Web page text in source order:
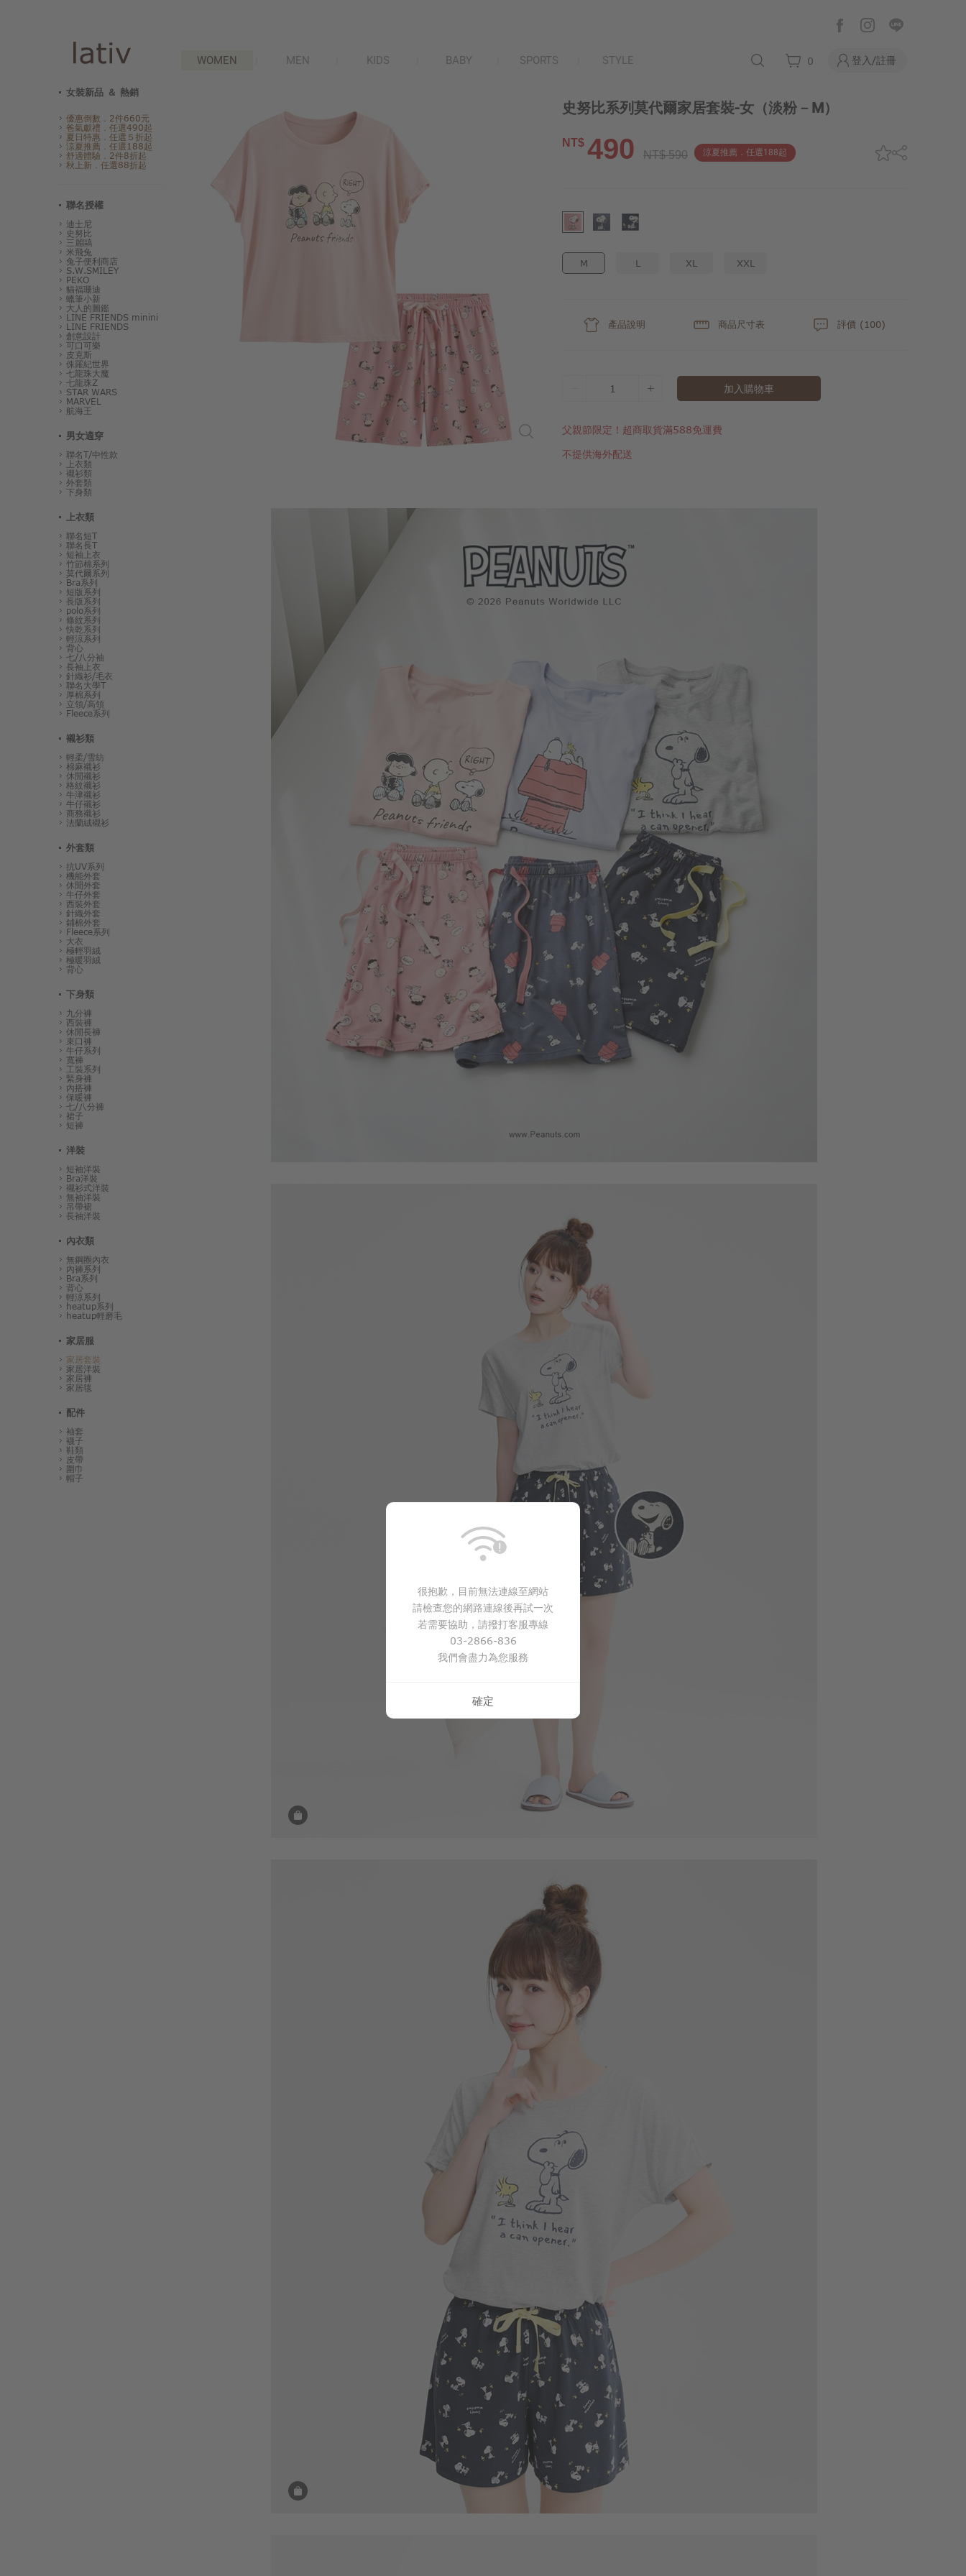
WOMEN MEN KIDS BABY SPORTS STYLE 0 登入/註冊
女裝新品 ＆ 熱銷
優惠倒數．2件660元
爸氣獻禮．任選490起
夏日特惠．任選５折起
涼夏推薦．任選188起
舒適體驗．2件8折起
秋上新．任選88折起
聯名授權
迪士尼
史努比
三麗鷗
米飛兔
兔子便利商店
S.W.SMILEY
PEKO
貓福珊迪
蠟筆小新
大人的圖鑑
LINE FRIENDS minini
LINE FRIENDS
創意設計
可口可樂
皮克斯
侏羅紀世界
七龍珠大魔
七龍珠Z
STAR WARS
MARVEL
航海王
男女適穿
聯名T/中性款
上衣類
襯衫類
外套類
下身類
上衣類
聯名短T
聯名長T
短袖上衣
竹節棉系列
莫代爾系列
Bra系列
短版系列
長版系列
polo系列
條紋系列
快乾系列
輕涼系列
背心
七/八分袖
長袖上衣
針織衫/毛衣
聯名大學T
厚棉系列
立領/高領
Fleece系列
襯衫類
輕柔/雪紡
棉麻襯衫
休閒襯衫
格紋襯衫
牛津襯衫
牛仔襯衫
商務襯衫
法蘭絨襯衫
外套類
抗UV系列
機能外套
休閒外套
牛仔外套
西裝外套
針織外套
鋪棉外套
Fleece系列
大衣
極輕羽絨
極暖羽絨
背心
下身類
九分褲
西裝褲
休閒長褲
束口褲
牛仔系列
寬褲
工裝系列
緊身褲
內搭褲
保暖褲
七/八分褲
裙子
短褲
洋裝
短袖洋裝
Bra洋裝
襯衫式洋裝
無袖洋裝
吊帶裙
長袖洋裝
內衣類
無鋼圈內衣
內褲系列
Bra系列
背心
輕涼系列
heatup系列
heatup輕磨毛
家居服
家居套裝
家居洋裝
家居褲
家居毯
配件
袖套
襪子
鞋類
皮帶
圍巾
帽子
史努比系列莫代爾家居套裝-女 （淡粉－M）
NT$ 490 NT$ 590 涼夏推薦．任選188起
M L XL XXL
產品說明 商品尺寸表 評價 (100)
1 加入購物車
父親節限定！超商取貨滿588免運費
不提供海外配送
490 $ 590
$490
很抱歉，目前無法連線至網站
請檢查您的網路連線後再試一次
若需要協助，請撥打客服專線
03-2866-836
我們會盡力為您服務
確定